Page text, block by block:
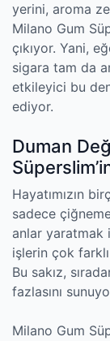
yerini, aroma
Milano Gum
çıkıyor. Yani,
sigara tam da
etkileyici bu
ediyor.
Duman
Hayatımızın
sadece
anlar yaratmak
işlerin çok
Bu sakız,
fazlasını
Milano Gum